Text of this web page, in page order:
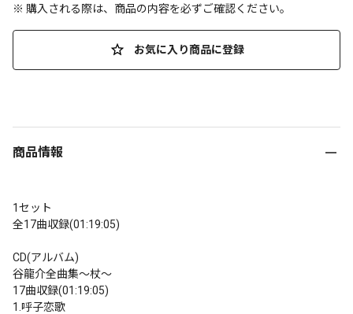
※ 購入される際は、商品の内容を必ずご確認ください。
お気に入り商品に登録
商品情報
1セット
全17曲収録(01:19:05)
CD(アルバム)
谷龍介全曲集～杖～
17曲収録(01:19:05)
1.呼子恋歌